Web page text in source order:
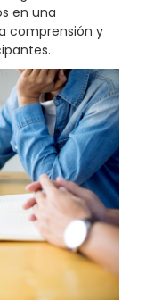
en una
comprensión y